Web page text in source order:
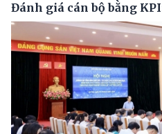
Đánh giá cán bộ bằng